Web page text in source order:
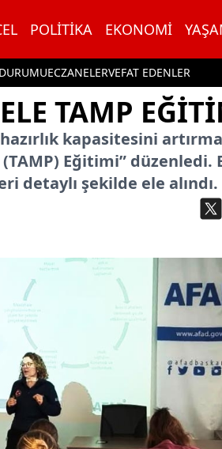
POLITIKA EKONOMI
ECZANELERVEFAT EDENLER
TAMP
kapasitesini
Eğitimi” düzenledi.
detaylı şekilde ele alındı.